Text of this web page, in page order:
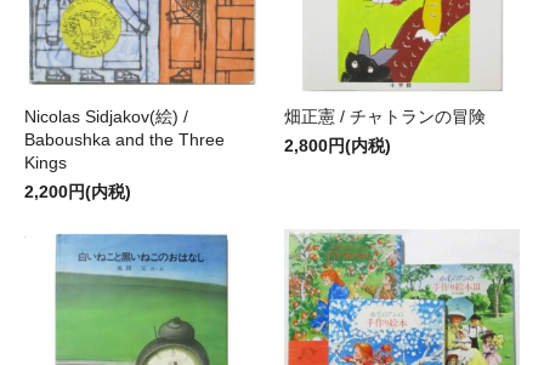
Nicolas Sidjakov(絵) /
Baboushka and the Three
Kings
2,200円(内税)
畑正憲 / チャトランの冒険
2,800円(内税)